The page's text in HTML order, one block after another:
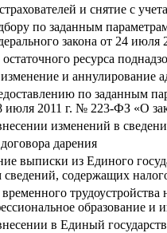
и снятие с
по заданным
закона от 24
ресурса
и аннулирование
по заданным
июля 2011 г. № 223-ФЗ «О
изменений в
дарения
выписки из Единого
содержащих
образование
в Единый